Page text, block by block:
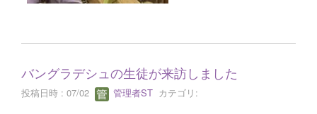
バングラデシュの生徒が来訪しました
投稿日時 : 07/02 管理者ST カテゴリ: